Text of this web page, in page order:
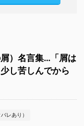
）名言集…「屑は
し苦しんでから
レあり）